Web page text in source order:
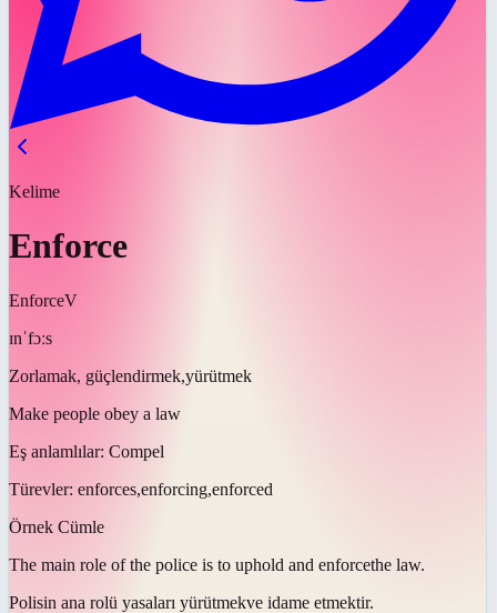
Kelime
Enforce
EnforceV
ɪnˈfɔːs
Zorlamak, güçlendirmek,yürütmek
Make people obey a law
Eş anlamlılar: Compel
Türevler: enforces,enforcing,enforced
Örnek Cümle
The main role of the police is to uphold and enforcethe law.
Polisin ana rolü yasaları yürütmekve idame etmektir.